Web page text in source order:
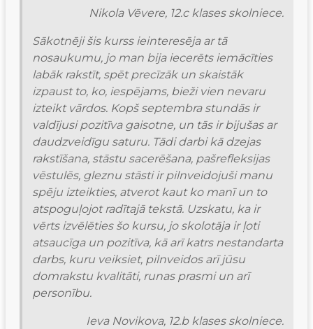
Nikola Vēvere, 12.c klases skolniece.
Sākotnēji šis kurss ieinteresēja ar tā
nosaukumu, jo man bija iecerēts iemācīties
labāk rakstīt, spēt precīzāk un skaistāk
izpaust to, ko, iespējams, bieži vien nevaru
izteikt vārdos. Kopš septembra stundās ir
valdījusi pozitīva gaisotne, un tās ir bijušas ar
daudzveidīgu saturu. Tādi darbi kā dzejas
rakstīšana, stāstu sacerēšana, pašrefleksijas
vēstulēs, gleznu stāsti ir pilnveidojuši manu
spēju izteikties, atverot kaut ko manī un to
atspoguļojot radītajā tekstā. Uzskatu, ka ir
vērts izvēlēties šo kursu, jo skolotāja ir ļoti
atsaucīga un pozitīva, kā arī katrs nestandarta
darbs, kuru veiksiet, pilnveidos arī jūsu
domrakstu kvalitāti, runas prasmi un arī
personību.
Ieva Novikova, 12.b klases skolniece.